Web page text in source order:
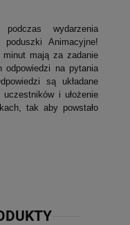
wydarzenia
poduszki Animacyjne!
mają za zadanie
odpowiedzi na pytania
są układane
i ułożenie
tak aby powstało